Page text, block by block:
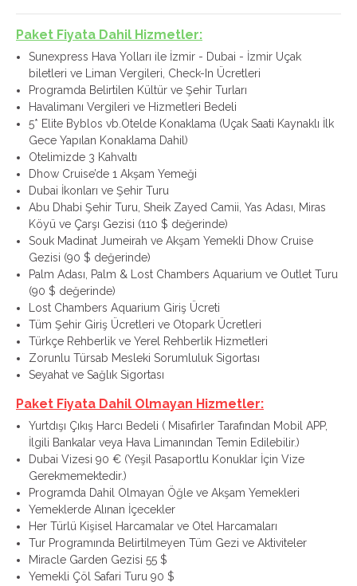
Paket Fiyata Dahil Hizmetler:
Sunexpress Hava Yolları ile İzmir - Dubai - İzmir Uçak
biletleri ve Liman Vergileri, Check-In Ücretleri
Programda Belirtilen Kültür ve Şehir Turları
Havalimanı Vergileri ve Hizmetleri Bedeli
5* Elite Byblos vb.Otelde Konaklama (Uçak Saati Kaynaklı İlk
Gece Yapılan Konaklama Dahil)
Otelimizde 3 Kahvaltı
Dhow Cruise’de 1 Akşam Yemeği
Dubai İkonları ve Şehir Turu
Abu Dhabi Şehir Turu, Sheik Zayed Camii, Yas Adası, Miras
Köyü ve Çarşı Gezisi (110 $ değerinde)
Souk Madinat Jumeirah ve Akşam Yemekli Dhow Cruise
Gezisi (90 $ değerinde)
Palm Adası, Palm & Lost Chambers Aquarium ve Outlet Turu
(90 $ değerinde)
Lost Chambers Aquarium Giriş Ücreti
Tüm Şehir Giriş Ücretleri ve Otopark Ücretleri
Türkçe Rehberlik ve Yerel Rehberlik Hizmetleri
Zorunlu Türsab Mesleki Sorumluluk Sigortası
Seyahat ve Sağlık Sigortası
Paket Fiyata Dahil Olmayan Hizmetler:
Yurtdışı Çıkış Harcı Bedeli ( Misafirler Tarafından Mobil APP,
İlgili Bankalar veya Hava Limanından Temin Edilebilir.)
Dubai Vizesi 90 € (Yeşil Pasaportlu Konuklar İçin Vize
Gerekmemektedir.)
Programda Dahil Olmayan Öğle ve Akşam Yemekleri
Yemeklerde Alınan İçecekler
Her Türlü Kişisel Harcamalar ve Otel Harcamaları
Tur Programında Belirtilmeyen Tüm Gezi ve Aktiviteler
Miracle Garden Gezisi 55 $
Yemekli Çöl Safari Turu 90 $